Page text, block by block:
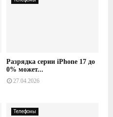
Разрядка серии iPhone 17 до
0% может...
27.04.2026
Телефоны